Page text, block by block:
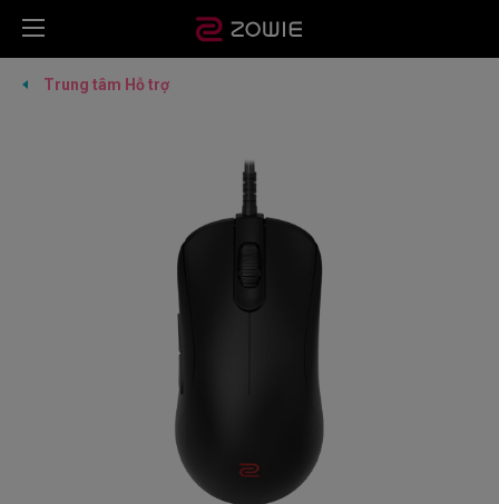
Trung tâm Hỗ trợ